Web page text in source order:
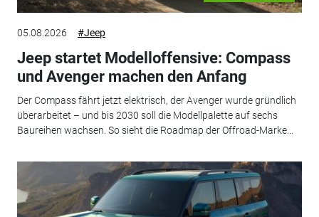
05.08.2026 #Jeep
Jeep startet Modelloffensive: Compass
und Avenger machen den Anfang
Der Compass fährt jetzt elektrisch, der Avenger wurde gründlich
überarbeitet – und bis 2030 soll die Modellpalette auf sechs
Baureihen wachsen. So sieht die Roadmap der Offroad-Marke...